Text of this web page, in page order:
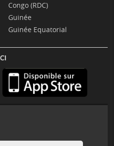
Congo (RDC)
Guinée
Guinée Equatorial